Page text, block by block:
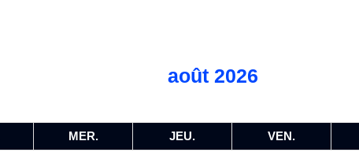
août 2026
MER. JEU. VEN.